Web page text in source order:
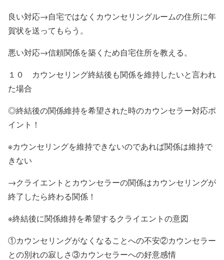
良い対応→自宅ではなくカウンセリングルームの住所に年
賀状を送ってもらう。
悪い対応→信頼関係を築くため自宅住所を教える。
１０ カウンセリング終結後も関係を維持したいと言われ
た場合
◎終結後の関係維持を希望された時のカウンセラー対応ポ
イント！
※カウンセリングを維持できないのであれば関係は維持で
きない
→クライエントとカウンセラーの関係はカウンセリングが
終了したら終わる関係！
※終結後に関係維持を希望するクライエントの意図
①カウンセリングがなくなることへの不安②カウンセラー
との別れの寂しさ③カウンセラーへの好意感情